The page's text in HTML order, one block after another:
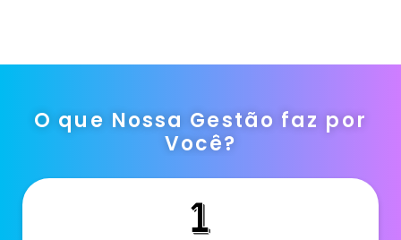
O que Nossa Gestão faz por
Você?